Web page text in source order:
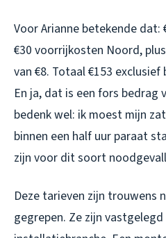
Voor Arianne betekende
€30 voorrijkosten Noord,
van €8. Totaal €153
En ja, dat is een fors bedrag
bedenk wel: ik moest mijn
binnen een half uur paraat
zijn voor dit soort
Deze tarieven zijn trouwens
gegrepen. Ze zijn